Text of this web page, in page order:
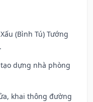
(Bình Tú) Tướng
dựng nhà phòng
khai thông đường